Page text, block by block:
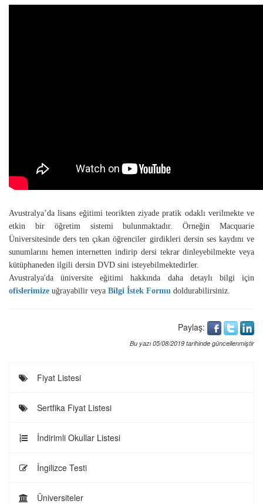
Avustralya’da lisans eğitimi teorikten ziyade pratik odaklı verilmekte ve
etkin bir öğretim sistemi bulunmaktadır. Örneğin Macquarie
Üniversitesinde ders ten çıkan öğrenciler girdikleri dersin ses kaydını ve
sunumlarını hemen internetten indirip dersi tekrar dinleyebilmekte veya
kütüphaneden ilgili dersin DVD sini isteyebilmektedirler.
Avustralya'da üniversite eğitimi hakkında daha detaylı bilgi için
ofislerimize uğrayabilir veya Bilgi İstek Formu doldurabilirsiniz.
Paylaş:
Bu yazı 05/08/2019 tarihinde güncellenmiştir
Fiyat Listesi
Sertfika Fiyat Listesi
İndirimli Okullar Listesi
İngilizce Testi
Üniversiteler